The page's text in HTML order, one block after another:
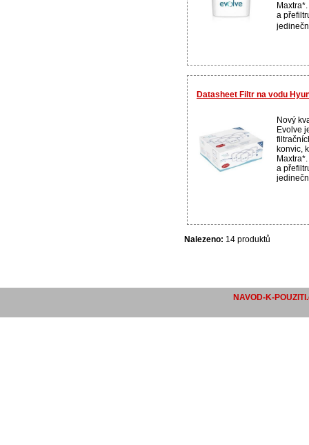
a
Datasheet Filtr na vodu
Nový
Evolve
konvic,
a
Nalezeno: 14 produktů
NAVOD-K-